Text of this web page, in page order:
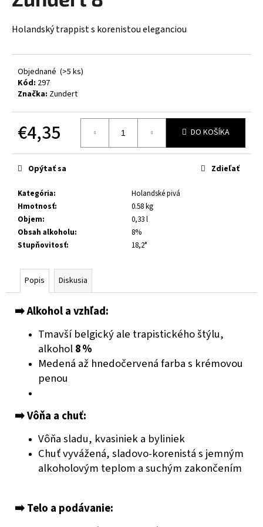
z
5Holandský trappist s korenistou eleganciou
Objednané (>5 ks)
Kód: 297
Značka: Zundert
€4,35
cena:
DO KOŠÍKA
Kategória:
Holandské pivá
Hmotnosť:
0.58 kg
Objem:
0,33 l
Obsah alkoholu:
8%
Stupňovitosť: 18,2°
Opýtať sa Zdieľať
Popis Diskusia
➡️Alkohol a vzhľad:
Tmavší belgický ale trapistického štýlu,
alkohol8 %
Medená až hnedočervená farba s krémovou
penou
➡️Vôňa a chuť:
Vôňa sladu, kvasiniek a byliniek
Chuť vyvážená, sladovo-korenistá s jemným
alkoholovým teplom a suchým zakončením
➡️Telo a podávanie:
j
?
HĽADAŤ
O
d
p
o
ú
m
PIVOVAR
KAMENICE
LIPOU
€3,15